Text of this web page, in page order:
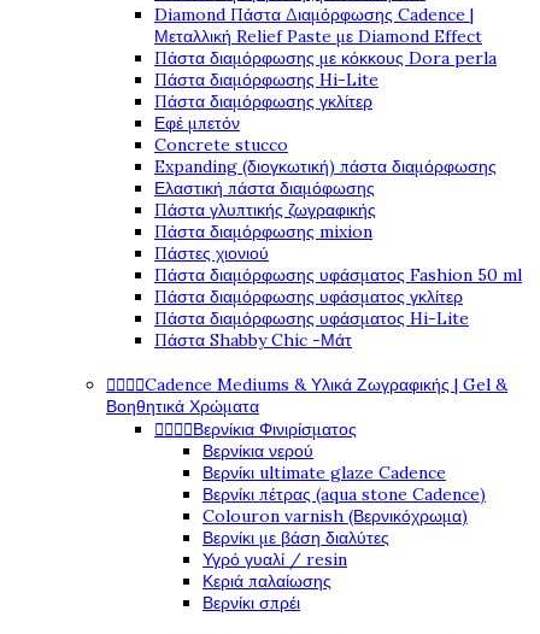
Diamond Πάστα Διαμόρφωσης Cadence |
Μεταλλική Relief Paste με Diamond Effect
Πάστα διαμόρφωσης με κόκκους Dora perla
Πάστα διαμόρφωσης Hi-Lite
Πάστα διαμόρφωσης γκλίτερ
Εφέ μπετόν
Concrete stucco
Expanding (διογκωτική) πάστα διαμόρφωσης
Ελαστική πάστα διαμόφωσης
Πάστα γλυπτικής ζωγραφικής
Πάστα διαμόρφωσης mixion
Πάστες χιονιού
Πάστα διαμόρφωσης υφάσματος Fashion 50 ml
Πάστα διαμόρφωσης υφάσματος γκλίτερ
Πάστα διαμόρφωσης υφάσματος Hi-Lite
Πάστα Shabby Chic -Μάτ
   Cadence Mediums & Υλικά Ζωγραφικής | Gel &
Βοηθητικά Χρώματα
   Βερνίκια Φινιρίσματος
Βερνίκια νερού
Βερνίκι ultimate glaze Cadence
Βερνίκι πέτρας (aqua stone Cadence)
Colouron varnish (Βερνικόχρωμα)
Βερνίκι με βάση διαλύτες
Υγρό γυαλί / resin
Κεριά παλαίωσης
Βερνίκι σπρέι